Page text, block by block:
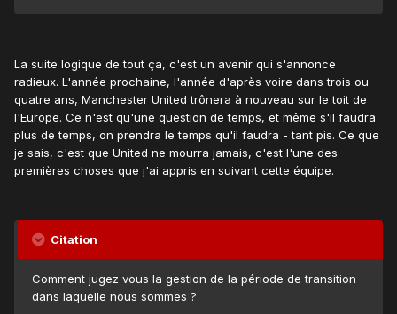
La suite logique de tout ça, c'est un avenir qui s'annonce
radieux. L'année prochaine, l'année d'après voire dans trois ou
quatre ans, Manchester United trônera à nouveau sur le toit de
l'Europe. Ce n'est qu'une question de temps, et même s'il faudra
plus de temps, on prendra le temps qu'il faudra - tant pis. Ce que
je sais, c'est que United ne mourra jamais, c'est l'une des
premières choses que j'ai appris en suivant cette équipe.
Citation
Comment jugez vous la gestion de la période de transition
dans laquelle nous sommes ?